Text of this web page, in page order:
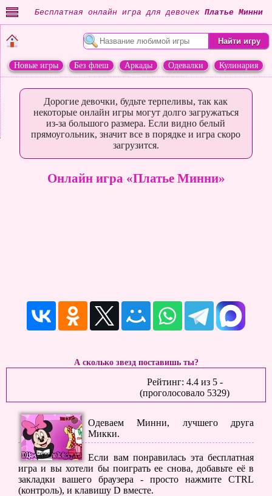
Бесплатная онлайн игра для девочек Платье Минни
Новые игры Без флеш Аркады Одевалки
Кулинария
Дорогие девочки, будьте терпеливы, так как
некоторые онлайн игры могут долго загружаться
из-за большого размера. Если видно белый
прямоугольник, значит все в порядке и игра скоро
загрузится.
Онлайн игра «Платье Минни»
А сколько звезд поставишь ты?
Рейтинг: 4.4из 5-
(проголосовало 5329)
Одеваем Минни, лучшего друга
Микки.
Если вам понравилась эта бесплатная
игра и вы хотели бы поиграть ее снова, добавьте её в
закладки вашего браузера - просто нажмите CTRL
(контроль), и клавишу D вместе.